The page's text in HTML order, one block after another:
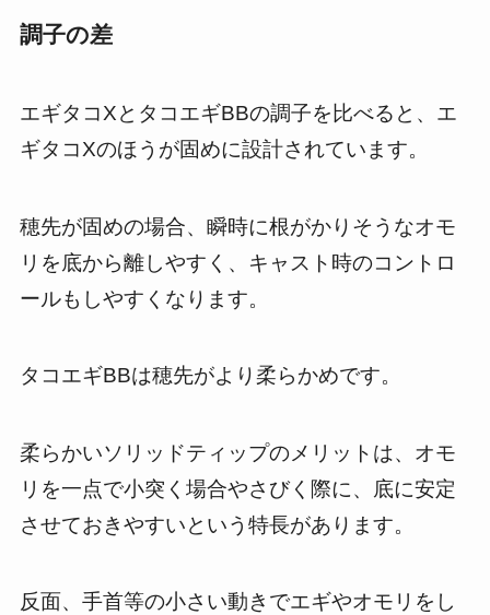
調子の差
エギタコXとタコエギBBの調子を比べると、エ
ギタコXのほうが固めに設計されています。
穂先が固めの場合、瞬時に根がかりそうなオモ
リを底から離しやすく、キャスト時のコントロ
ールもしやすくなります。
タコエギBBは穂先がより柔らかめです。
柔らかいソリッドティップのメリットは、オモ
リを一点で小突く場合やさびく際に、底に安定
させておきやすいという特長があります。
反面、手首等の小さい動きでエギやオモリをし